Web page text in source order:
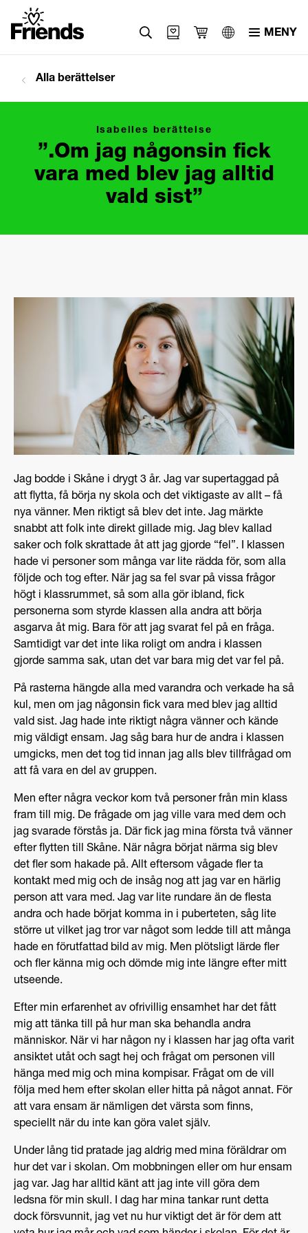
العربية
MENY
Alla berättelser
Isabelles berättelse
”.Om jag någonsin fick
vara med blev jag alltid
vald sist”
Jag bodde i Skåne i drygt 3 år. Jag var supertaggad på
att flytta, få börja ny skola och det viktigaste av allt – få
nya vänner. Men riktigt så blev det inte. Jag märkte
snabbt att folk inte direkt gillade mig. Jag blev kallad
saker och folk skrattade åt att jag gjorde “fel”. I klassen
hade vi personer som många var lite rädda för, som alla
följde och tog efter. När jag sa fel svar på vissa frågor
högt i klassrummet, så som alla gör ibland, fick
personerna som styrde klassen alla andra att börja
asgarva åt mig. Bara för att jag svarat fel på en fråga.
Samtidigt var det inte lika roligt om andra i klassen
gjorde samma sak, utan det var bara mig det var fel på.
På rasterna hängde alla med varandra och verkade ha så
kul, men om jag någonsin fick vara med blev jag alltid
vald sist. Jag hade inte riktigt några vänner och kände
mig väldigt ensam. Jag såg bara hur de andra i klassen
umgicks, men det tog tid innan jag alls blev tillfrågad om
att få vara en del av gruppen.
Men efter några veckor kom två personer från min klass
fram till mig. De frågade om jag ville vara med dem och
jag svarade förstås ja. Där fick jag mina första två vänner
efter flytten till Skåne. När några börjat närma sig blev
det fler som hakade på. Allt eftersom vågade fler ta
kontakt med mig och de insåg nog att jag var en härlig
person att vara med. Jag var lite rundare än de flesta
andra och hade börjat komma in i puberteten, såg lite
större ut vilket jag tror var något som ledde till att många
hade en förutfattad bild av mig. Men plötsligt lärde fler
och fler känna mig och dömde mig inte längre efter mitt
utseende.
Efter min erfarenhet av ofrivillig ensamhet har det fått
mig att tänka till på hur man ska behandla andra
människor. När vi har någon ny i klassen har jag ofta varit
ansiktet utåt och sagt hej och frågat om personen vill
hänga med mig och mina kompisar. Frågat om de vill
följa med hem efter skolan eller hitta på något annat. För
att vara ensam är nämligen det värsta som finns,
speciellt när du inte kan göra valet själv.
Under lång tid pratade jag aldrig med mina föräldrar om
hur det var i skolan. Om mobbningen eller om hur ensam
jag var. Jag har alltid känt att jag inte vill göra dem
ledsna för min skull. I dag har mina tankar runt detta
dock försvunnit, jag vet nu hur viktigt det är för dem att